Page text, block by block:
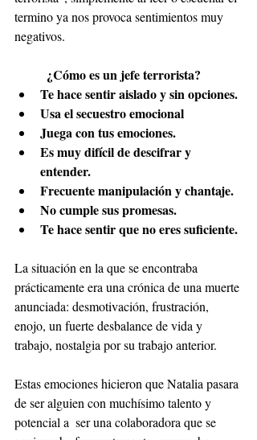
termino ya nos provoca sentimientos muy
negativos.
¿Cómo es un jefe terrorista?
Te hace sentir aislado y sin opciones.
Usa el secuestro emocional
Juega con tus emociones.
Es muy difícil de descifrar y
entender.
Frecuente manipulación y chantaje.
No cumple sus promesas.
Te hace sentir que no eres suficiente.
La situación en la que se encontraba
prácticamente era una crónica de una muerte
anunciada: desmotivación, frustración,
enojo, un fuerte desbalance de vida y
trabajo, nostalgia por su trabajo anterior.
Estas emociones hicieron que Natalia pasara
de ser alguien con muchísimo talento y
potencial a  ser una colaboradora que se